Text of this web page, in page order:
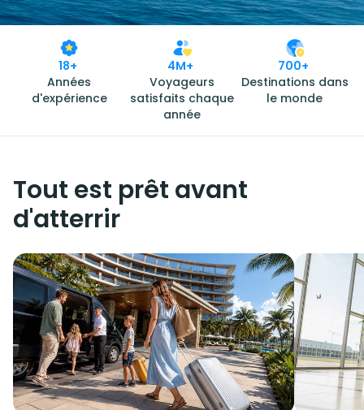
18+
Années
d'expérience
4M+
Voyageurs
satisfaits chaque
année
700+
Destinations dans
le monde
Tout est prêt avant
d'atterrir